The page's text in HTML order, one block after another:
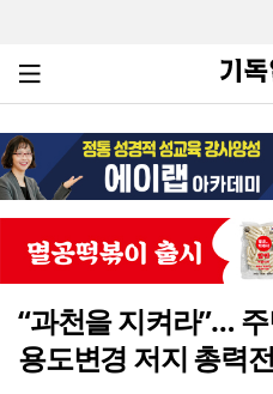
“과천을 지켜라”…
용도변경 저지 총력전